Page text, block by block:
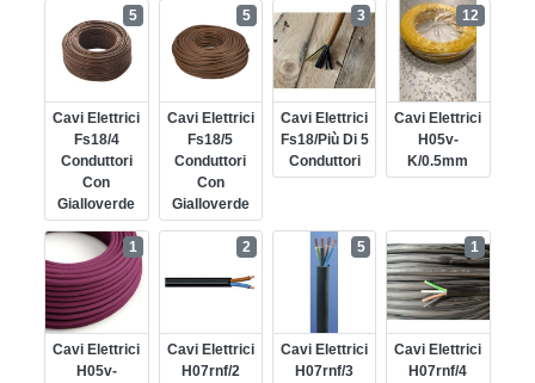
Cavi Elettrici
Fs18/4
Conduttori
Con
Gialloverde
5
Cavi Elettrici
Fs18/5
Conduttori
Con
Gialloverde
5
Cavi Elettrici
Fs18/più Di 5
Conduttori
3
Cavi Elettrici
H05v-
K/0.5mm
12
Cavi Elettrici
H05v-
1
Cavi Elettrici
H07rnf/2
2
Cavi Elettrici
H07rnf/3
5
Cavi Elettrici
H07rnf/4
1